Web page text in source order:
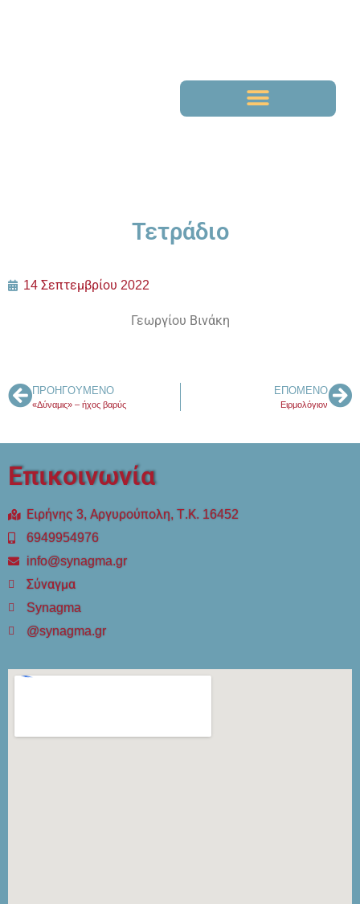
Τετράδιο
14 Σεπτεμβρίου 2022
Γεωργίου Βινάκη
ΠΡΟΗΓΟΎΜΕΝΟ
«Δύναμις» – ήχος βαρύς
ΕΠΌΜΕΝΟ
Ειρμολόγιον
Επικοινωνία
Ειρήνης 3, Αργυρούπολη, Τ.Κ. 16452
6949954976
info@synagma.gr
Σύναγμα
Synagma
@synagma.gr